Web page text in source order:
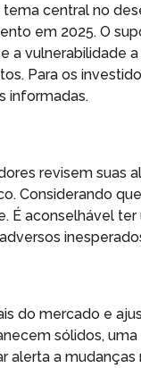
tema central no
em 2025. O
a vulnerabilidade
Para os
informadas.
revisem suas
Considerando
É aconselhável
do mercado e
sólidos,
alerta a